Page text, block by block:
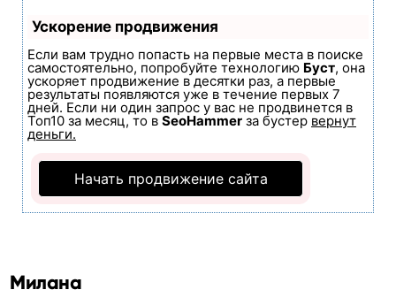
Ускорение продвижения
Если вам трудно попасть на первые места в поиске
самостоятельно, попробуйте технологию Буст, она
ускоряет продвижение в десятки раз, а первые
результаты появляются уже в течение первых 7
дней. Если ни один запрос у вас не продвинется в
Топ10 за месяц, то в SeoHammer за бустер вернут
деньги.
Начать продвижение сайта
Милана